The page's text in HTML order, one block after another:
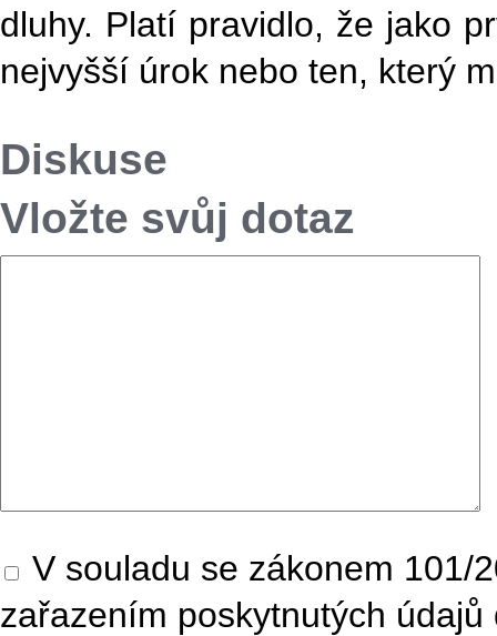
dluhy. Platí pravidlo, že jako
nejvyšší úrok nebo ten, který
Diskuse
Vložte svůj dotaz
V souladu se zákonem 101/
zařazením poskytnutých